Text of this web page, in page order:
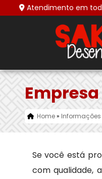
Atendimento em
Home» Informações
Se você está
com qualidade,